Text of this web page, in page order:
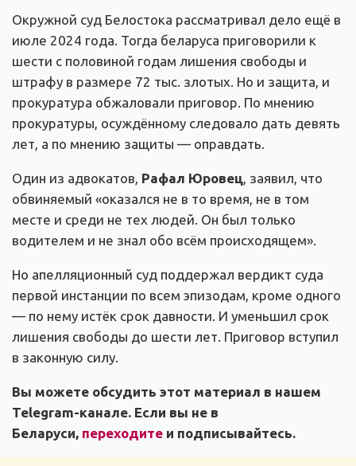
Окружной суд Белостока рассматривал дело ещё в
июле 2024 года. Тогда беларуса приговорили к
шести с половиной годам лишения свободы и
штрафу в размере 72 тыс. злотых. Но и защита, и
прокуратура обжаловали приговор. По мнению
прокуратуры, осуждённому следовало дать девять
лет, а по мнению защиты — оправдать.
Один из адвокатов, Рафал Юровец , заявил, что
обвиняемый «оказался не в то время, не в том
месте и среди не тех людей. Он был только
водителем и не знал обо всём происходящем».
Но апелляционный суд поддержал вердикт суда
первой инстанции по всем эпизодам, кроме одного
— по нему истёк срок давности. И уменьшил срок
лишения свободы до шести лет. Приговор вступил
в законную силу.
Вы можете обсудить этот материал в нашем
Telegram-канале. Если вы не в
Беларуси, переходите и подписывайтесь.